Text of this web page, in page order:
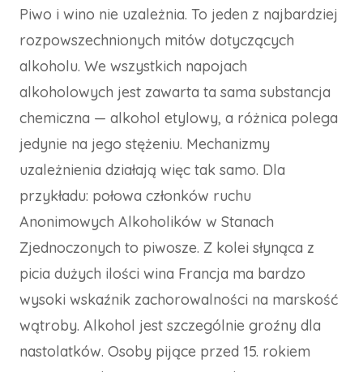
Piwo i wino nie uzależnia. To jeden z najbardziej
rozpowszechnionych mitów dotyczących
alkoholu. We wszystkich napojach
alkoholowych jest zawarta ta sama substancja
chemiczna — alkohol etylowy, a różnica polega
jedynie na jego stężeniu. Mechanizmy
uzależnienia działają więc tak samo. Dla
przykładu: połowa członków ruchu
Anonimowych Alkoholików w Stanach
Zjednoczonych to piwosze. Z kolei słynąca z
picia dużych ilości wina Francja ma bardzo
wysoki wskaźnik zachorowalności na marskość
wątroby. Alkohol jest szczególnie groźny dla
nastolatków. Osoby pijące przed 15. rokiem